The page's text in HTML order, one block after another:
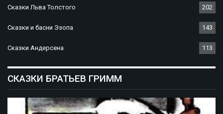
Сказки Льва Толстого 202
Сказки и басни Эзопа 143
Сказки Андерсена 113
СКАЗКИ БРАТЬЕВ ГРИММ